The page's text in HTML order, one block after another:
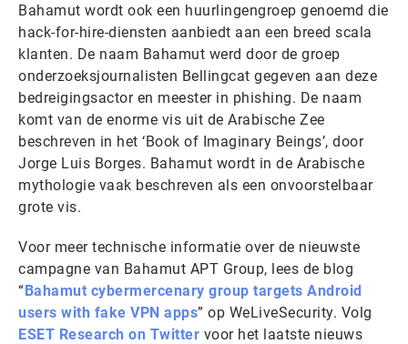
Bahamut wordt ook een huurlingengroep genoemd die
hack-for-hire-diensten aanbiedt aan een breed scala
klanten. De naam Bahamut werd door de groep
onderzoeksjournalisten Bellingcat gegeven aan deze
bedreigingsactor en meester in phishing. De naam
komt van de enorme vis uit de Arabische Zee
beschreven in het ‘Book of Imaginary Beings’, door
Jorge Luis Borges. Bahamut wordt in de Arabische
mythologie vaak beschreven als een onvoorstelbaar
grote vis.
Voor meer technische informatie over de nieuwste
campagne van Bahamut APT Group, lees de blog
“Bahamut cybermercenary group targets Android
users with fake VPN apps” op WeLiveSecurity. Volg
ESET Research on Twitter voor het laatste nieuws